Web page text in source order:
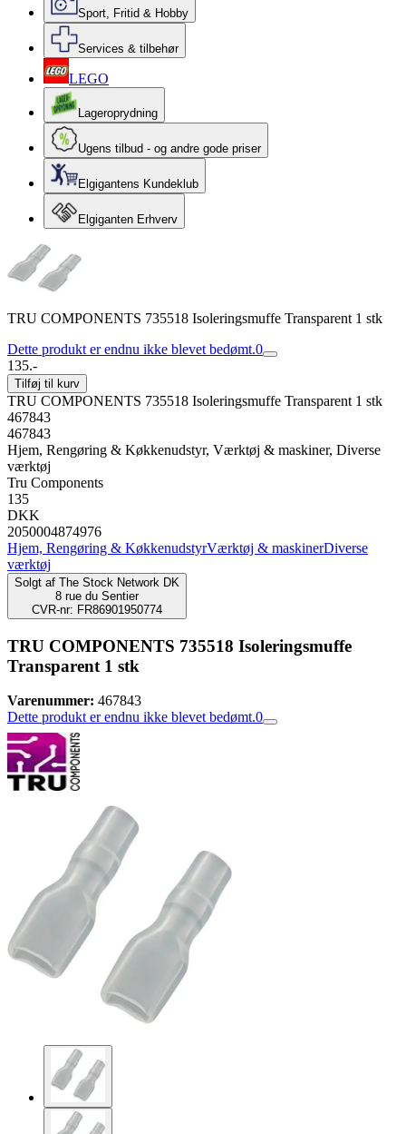
Sport, Fritid & Hobby
Services & tilbehør
LEGO
Lageroprydning
Ugens tilbud - og andre gode priser
Elgigantens Kundeklub
Elgiganten Erhverv
TRU COMPONENTS 735518 Isoleringsmuffe Transparent 1 stk
Dette produkt er endnu ikke blevet bedømt.0
135.-
Tilføj til kurv
TRU COMPONENTS 735518 Isoleringsmuffe Transparent 1 stk
467843
467843
Hjem, Rengøring & Køkkenudstyr, Værktøj & maskiner, Diverse
værktøj
Tru Components
135
DKK
2050004874976
Hjem, Rengøring & KøkkenudstyrVærktøj & maskinerDiverse
værktøj
Solgt af The Stock Network DK
8 rue du Sentier
CVR-nr: FR86901950774
TRU COMPONENTS 735518 Isoleringsmuffe
Transparent 1 stk
Varenummer: 467843
Dette produkt er endnu ikke blevet bedømt.0